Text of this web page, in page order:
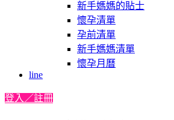
新手媽媽的貼士
懷孕清單
孕前清單
新手媽媽清單
懷孕月曆
line
登入／註冊